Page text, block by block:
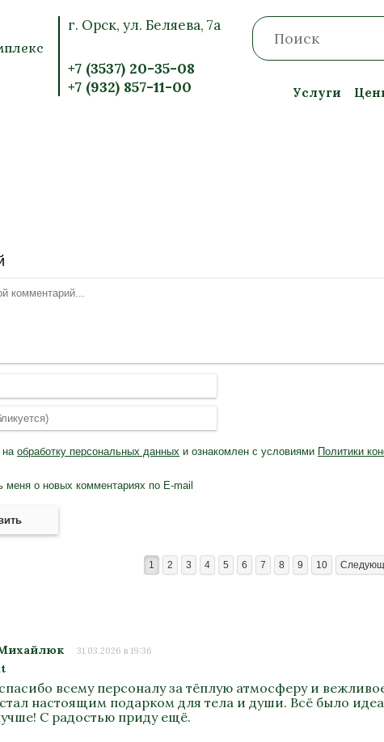
г. Орск, ул. Беляева, 7а
+7 (3537) 20-35-08
+7 (932) 857-11-00
Услуги
на обработку персональных данных и ознакомлен с условиями Политики
меня о новых комментариях по E-mail
1 2 3 4 5 6 7 8 9 10
31.03.2026 в 19:36
всему персоналу за тёплую атмосферу и
настоящим подарком для тела и души. Всё было
С радостью приду ещё.